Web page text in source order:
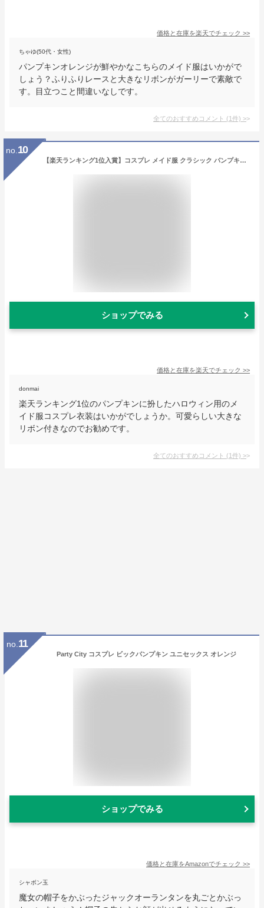
価格と在庫を楽天でチェック >>
ちゃゆ(50代・女性)
パンプキンオレンジが鮮やかなこちらのメイド服はいかがで
しょう？ふりふりレースと大きなリボンがガーリーで素敵で
す。目立つこと間違いなしです。
全てのおすすめコメント (1件) >
no. 10
【楽天ランキング1位入賞】コスプレ メイド服 クラシック パンプキンメイド 衣装 コスチュームセット かわいい イベント 仮装 レディース 大人 メイド衣装セット( メイド衣装セット(靴下別売り), Free Size)
ショップでみる
価格と在庫を楽天でチェック >>
donmai
楽天ランキング1位のパンプキンに扮したハロウィン用のメ
イド服コスプレ衣装はいかがでしょうか。可愛らしい大きな
リボン付きなのでお勧めです。
全てのおすすめコメント (1件) >
no. 11
Party City コスプレ ビックパンプキン ユニセックス オレンジ
ショップでみる
価格と在庫をAmazonでチェック >>
シャボン玉
魔女の帽子をかぶったジャックオーランタンを丸ごとかぶっ